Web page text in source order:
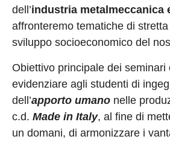
dell’industria metalmeccanica
affronteremo tematiche di
sviluppo socioeconomico del
Obiettivo principale dei seminari
evidenziare agli studenti di
dell’apporto umano nelle
c.d. Made in Italy, al fine di
un domani, di armonizzare i